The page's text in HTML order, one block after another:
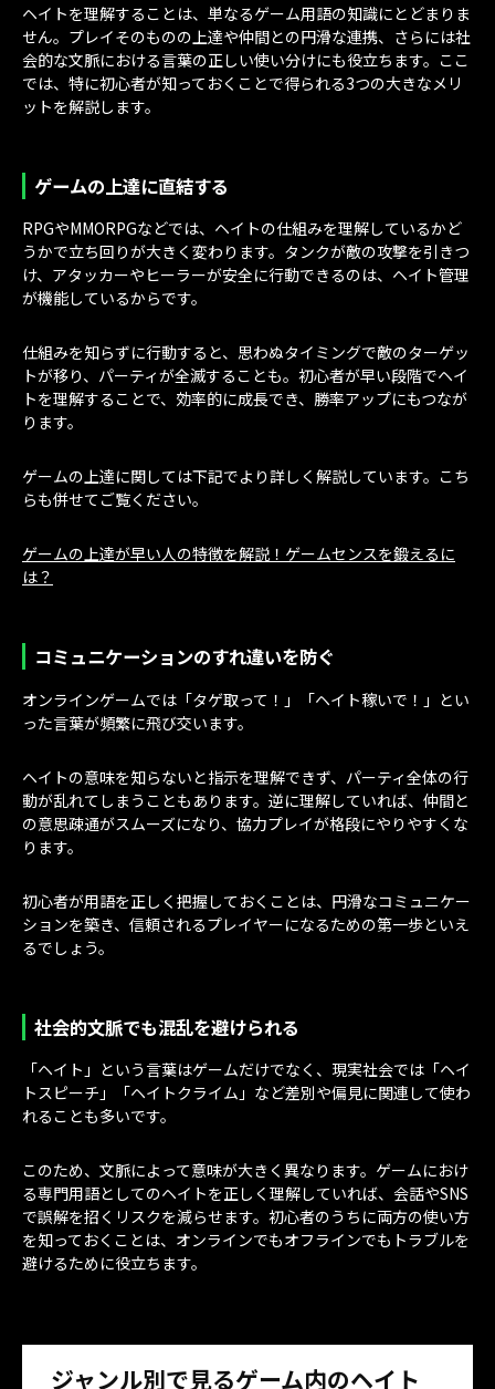
ヘイトを理解することは、単なるゲーム用語の知識にとどまりま
せん。プレイそのものの上達や仲間との円滑な連携、さらには社
会的な文脈における言葉の正しい使い分けにも役立ちます。ここ
では、特に初心者が知っておくことで得られる3つの大きなメリ
ットを解説します。
ゲームの上達に直結する
RPGやMMORPGなどでは、ヘイトの仕組みを理解しているかど
うかで立ち回りが大きく変わります。タンクが敵の攻撃を引きつ
け、アタッカーやヒーラーが安全に行動できるのは、ヘイト管理
が機能しているからです。
仕組みを知らずに行動すると、思わぬタイミングで敵のターゲッ
トが移り、パーティが全滅することも。初心者が早い段階でヘイ
トを理解することで、効率的に成長でき、勝率アップにもつなが
ります。
ゲームの上達に関しては下記でより詳しく解説しています。こち
らも併せてご覧ください。
ゲームの上達が早い人の特徴を解説！ゲームセンスを鍛えるに
は？
コミュニケーションのすれ違いを防ぐ
オンラインゲームでは「タゲ取って！」「ヘイト稼いで！」とい
った言葉が頻繁に飛び交います。
ヘイトの意味を知らないと指示を理解できず、パーティ全体の行
動が乱れてしまうこともあります。逆に理解していれば、仲間と
の意思疎通がスムーズになり、協力プレイが格段にやりやすくな
ります。
初心者が用語を正しく把握しておくことは、円滑なコミュニケー
ションを築き、信頼されるプレイヤーになるための第一歩といえ
るでしょう。
社会的文脈でも混乱を避けられる
「ヘイト」という言葉はゲームだけでなく、現実社会では「ヘイ
トスピーチ」「ヘイトクライム」など差別や偏見に関連して使わ
れることも多いです。
このため、文脈によって意味が大きく異なります。ゲームにおけ
る専門用語としてのヘイトを正しく理解していれば、会話やSNS
で誤解を招くリスクを減らせます。初心者のうちに両方の使い方
を知っておくことは、オンラインでもオフラインでもトラブルを
避けるために役立ちます。
ジャンル別で見るゲーム内のヘイト